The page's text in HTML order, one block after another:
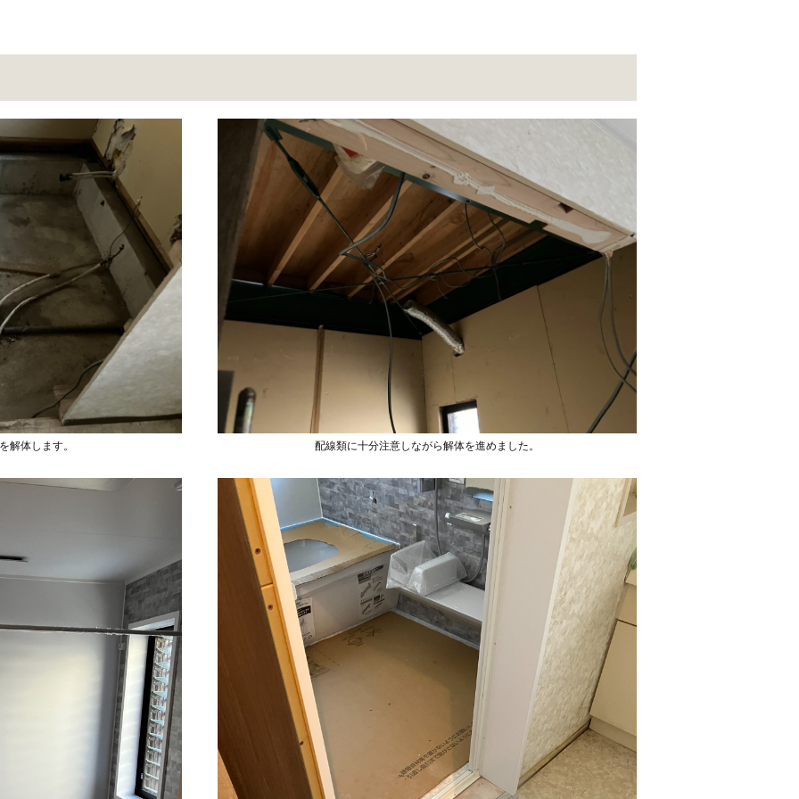
解体します。 配線類に十分注意しながら解体を進めました。